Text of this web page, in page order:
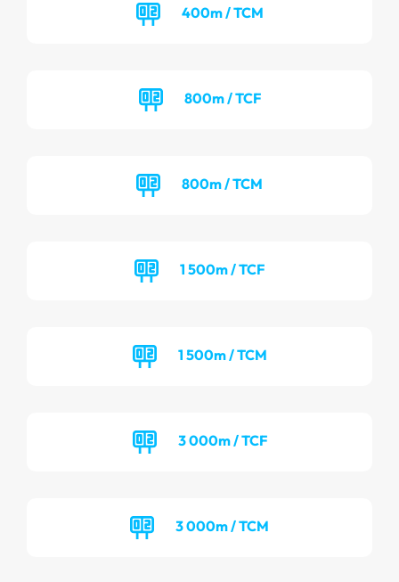
400m / TCM
800m / TCF
800m / TCM
1 500m / TCF
1 500m / TCM
3 000m / TCF
3 000m / TCM